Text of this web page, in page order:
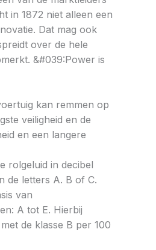
in 1872 niet alleen een
Dat mag ook
over de hele
&#039:Power is
kan remmen op
veiligheid en de
en een langere
rolgeluid in decibel
de letters A. B of C.
van
A tot E. Hierbij
de klasse B per 100